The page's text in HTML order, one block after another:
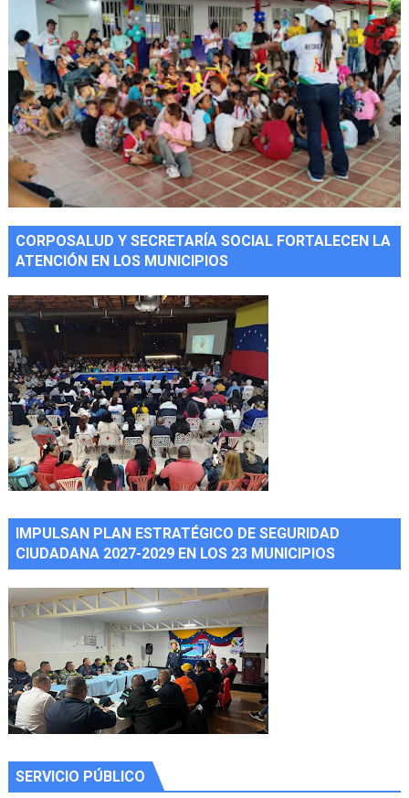
CORPOSALUD Y SECRETARÍA SOCIAL FORTALECEN LA
ATENCIÓN EN LOS MUNICIPIOS
IMPULSAN PLAN ESTRATÉGICO DE SEGURIDAD
CIUDADANA 2027-2029 EN LOS 23 MUNICIPIOS
SERVICIO PÚBLICO